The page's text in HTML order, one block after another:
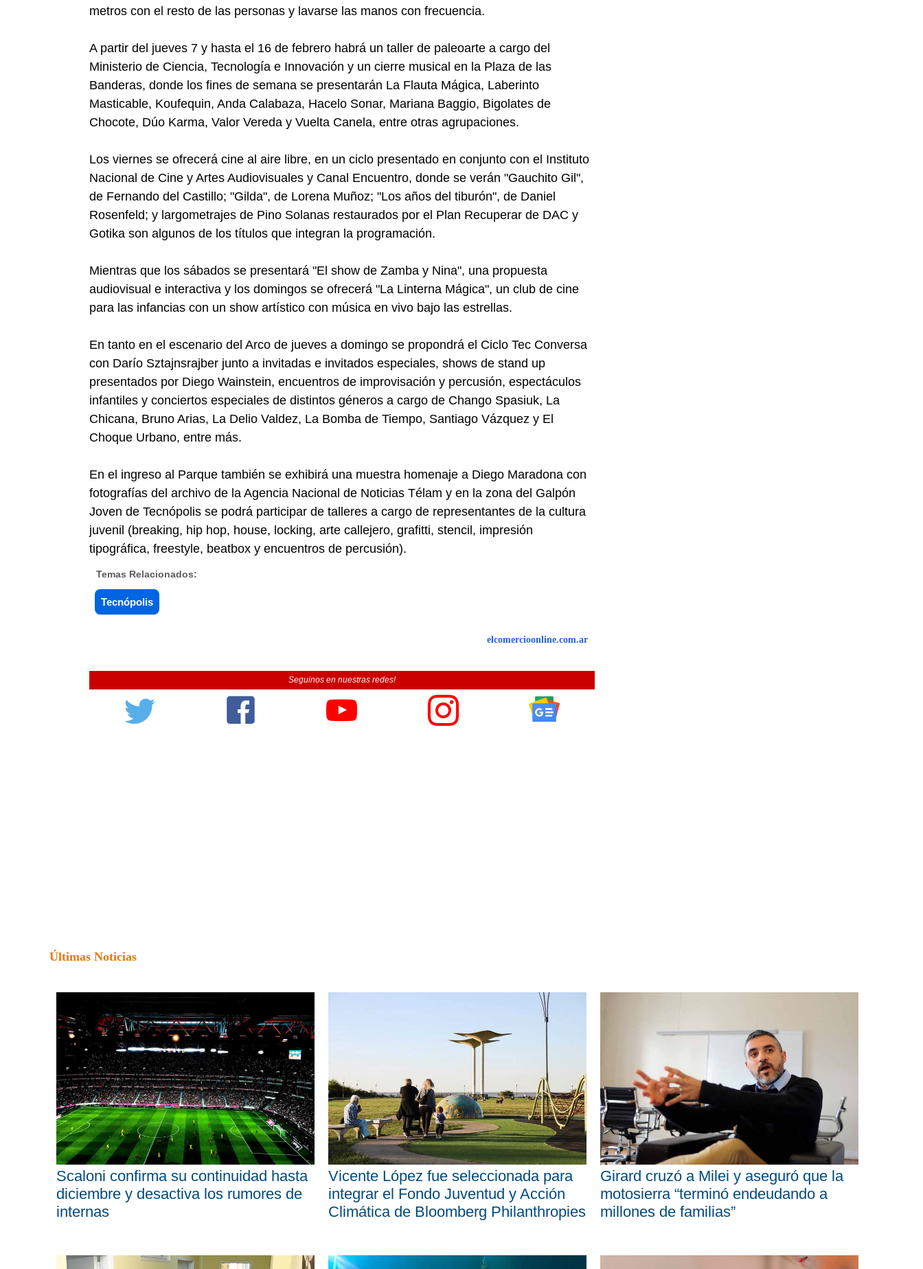
metros con el resto de las personas y lavarse las manos con frecuencia.
A partir del jueves 7 y hasta el 16 de febrero habrá un taller de paleoarte a cargo del
Ministerio de Ciencia, Tecnología e Innovación y un cierre musical en la Plaza de las
Banderas, donde los fines de semana se presentarán La Flauta Mágica, Laberinto
Masticable, Koufequin, Anda Calabaza, Hacelo Sonar, Mariana Baggio, Bigolates de
Chocote, Dúo Karma, Valor Vereda y Vuelta Canela, entre otras agrupaciones.
Los viernes se ofrecerá cine al aire libre, en un ciclo presentado en conjunto con el Instituto
Nacional de Cine y Artes Audiovisuales y Canal Encuentro, donde se verán "Gauchito Gil",
de Fernando del Castillo; "Gilda", de Lorena Muñoz; "Los años del tiburón", de Daniel
Rosenfeld; y largometrajes de Pino Solanas restaurados por el Plan Recuperar de DAC y
Gotika son algunos de los títulos que integran la programación.
Mientras que los sábados se presentará "El show de Zamba y Nina", una propuesta
audiovisual e interactiva y los domingos se ofrecerá "La Linterna Mágica", un club de cine
para las infancias con un show artístico con música en vivo bajo las estrellas.
En tanto en el escenario del Arco de jueves a domingo se propondrá el Ciclo Tec Conversa
con Darío Sztajnsrajber junto a invitadas e invitados especiales, shows de stand up
presentados por Diego Wainstein, encuentros de improvisación y percusión, espectáculos
infantiles y conciertos especiales de distintos géneros a cargo de Chango Spasiuk, La
Chicana, Bruno Arias, La Delio Valdez, La Bomba de Tiempo, Santiago Vázquez y El
Choque Urbano, entre más.
En el ingreso al Parque también se exhibirá una muestra homenaje a Diego Maradona con
fotografías del archivo de la Agencia Nacional de Noticias Télam y en la zona del Galpón
Joven de Tecnópolis se podrá participar de talleres a cargo de representantes de la cultura
juvenil (breaking, hip hop, house, locking, arte callejero, grafitti, stencil, impresión
tipográfica, freestyle, beatbox y encuentros de percusión).
Temas Relacionados:
Tecnópolis
elcomercioonline.com.ar
Seguinos en nuestras redes!
Últimas Noticias
Scaloni confirma su continuidad hasta
diciembre y desactiva los rumores de
internas
Vicente López fue seleccionada para
integrar el Fondo Juventud y Acción
Climática de Bloomberg Philanthropies
Girard cruzó a Milei y aseguró que la
motosierra “terminó endeudando a
millones de familias”